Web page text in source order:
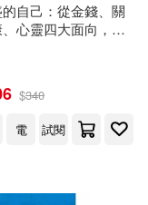
自己：從金錢、關
心靈四大面向，活
有的富足
$340
電
試閱